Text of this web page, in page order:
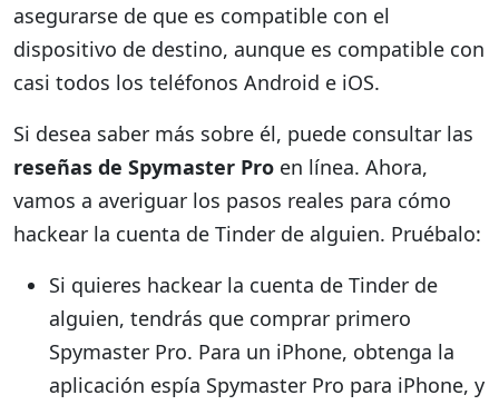
asegurarse de que es compatible con el
dispositivo de destino, aunque es compatible con
casi todos los teléfonos Android e iOS.
Si desea saber más sobre él, puede consultar las
reseñas de Spymaster Pro en línea. Ahora,
vamos a averiguar los pasos reales para cómo
hackear la cuenta de Tinder de alguien. Pruébalo:
Si quieres hackear la cuenta de Tinder de
alguien, tendrás que comprar primero
Spymaster Pro. Para un iPhone, obtenga la
aplicación espía Spymaster Pro para iPhone, y